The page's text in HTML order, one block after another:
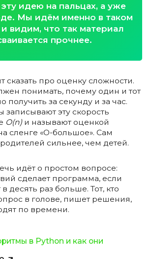
эту идею на пальцах, а уже
Мы идём именно в таком
видим, что так материал
прочнее.
сказать про оценку сложности.
понимать, почему один и тот
получить за секунду и за час.
эту скорость
O(n)и называют оценкой
сленге «О-большое». Сам
родителей сильнее, чем детей.
идёт о простом вопросе:
сделает программа, если
десять раз больше. Тот, кто
в голове, пишет решения,
по времени.
в Python и как они